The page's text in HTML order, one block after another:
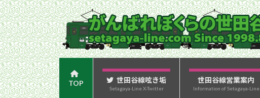
コ
ン
テ
ン
ツ
へ
ス
キ
ナ
ビ
ゲ
ー
シ
ョ
ン
に
TOP 世田谷線呟き垢
Setagaya-Line X-Twitter
世田谷線営業案内
Information of Setagaya-Line